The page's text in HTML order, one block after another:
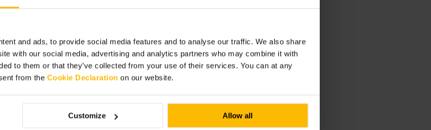
and ads, to provide social media features and to analyse our traffic. We also share
with our social media, advertising and analytics partners who may combine it with
to them or that they’ve collected from your use of their services. You can at any
from the Cookie Declaration on our website.
Customize Allow all
Se fores com um grupo,
Examina as bancas
de pagamento contactless